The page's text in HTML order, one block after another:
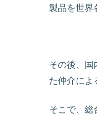
製品を世界
その後、国
た仲介によ
そこで、総